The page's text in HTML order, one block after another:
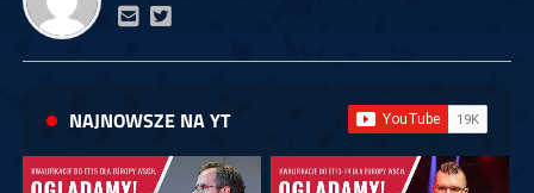
NAJNOWSZE NA YT